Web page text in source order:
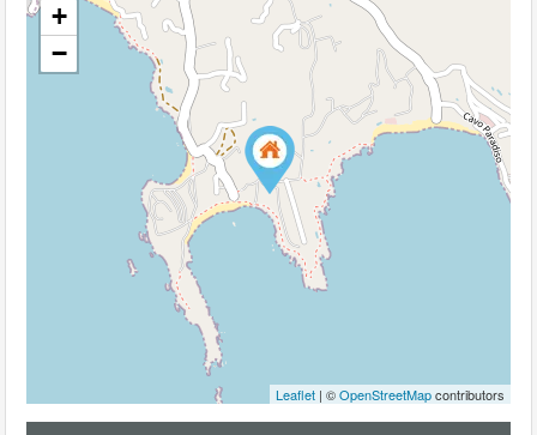
+
−
Leaflet | ©OpenStreetMapcontributors